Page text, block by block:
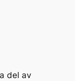
del av